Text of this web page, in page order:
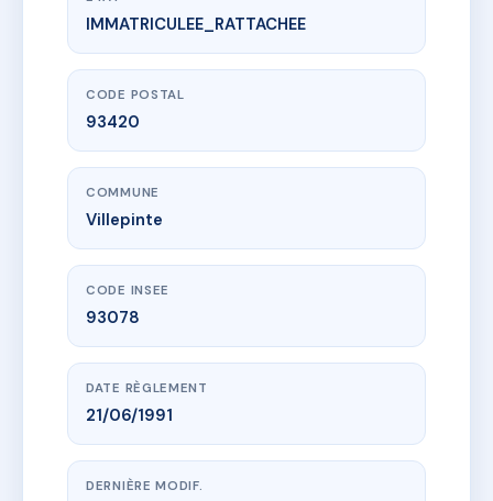
www.vme.plus/AC6627426
GAMBETTA (006)
6 av napee93420 Villepinte
IMMATRICULEE_RATTACHEE
CODE POSTAL
93420
COMMUNE
Villepinte
CODE INSEE
93078
DATE RÈGLEMENT
21/06/1991
DERNIÈRE MODIF.